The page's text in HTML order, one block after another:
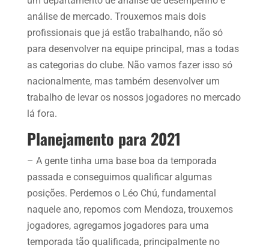
análise de mercado. Trouxemos mais dois
profissionais que já estão trabalhando, não só
para desenvolver na equipe principal, mas a todas
as categorias do clube. Não vamos fazer isso só
nacionalmente, mas também desenvolver um
trabalho de levar os nossos jogadores no mercado
lá fora.
Planejamento para 2021
– A gente tinha uma base boa da temporada
passada e conseguimos qualificar algumas
posições. Perdemos o Léo Chú, fundamental
naquele ano, repomos com Mendoza, trouxemos
jogadores, agregamos jogadores para uma
temporada tão qualificada, principalmente no